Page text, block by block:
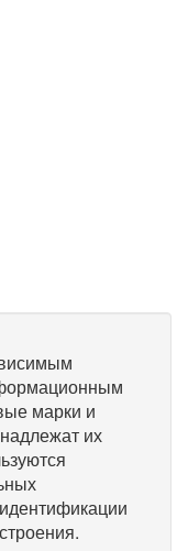
марки и
их